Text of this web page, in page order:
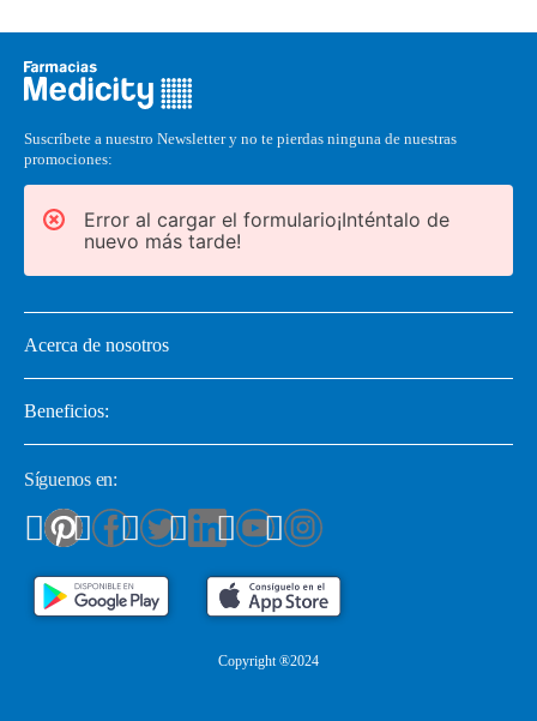
Suscríbete a nuestro Newsletter y no te pierdas ninguna de nuestras
promociones:
Error al cargar el formulario¡Inténtalo de
nuevo más tarde!
Acerca de nosotros
Beneficios:
Síguenos en:
Copyright ®2024